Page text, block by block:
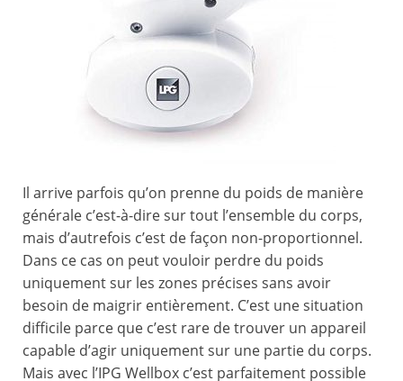
Il arrive parfois qu’on prenne du poids de manière
générale c’est-à-dire sur tout l’ensemble du corps,
mais d’autrefois c’est de façon non-proportionnel.
Dans ce cas on peut vouloir perdre du poids
uniquement sur les zones précises sans avoir
besoin de maigrir entièrement. C’est une situation
difficile parce que c’est rare de trouver un appareil
capable d’agir uniquement sur une partie du corps.
Mais avec l’IPG Wellbox c’est parfaitement possible